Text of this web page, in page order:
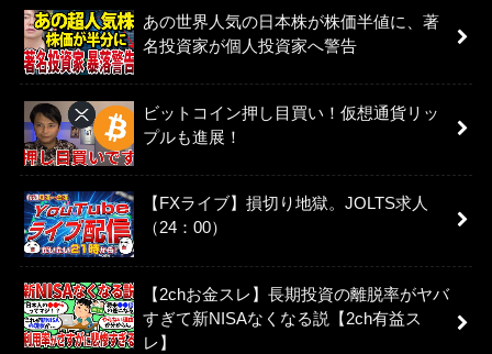
あの世界人気の日本株が株価半値に、著
名投資家が個人投資家へ警告
ビットコイン押し目買い！仮想通貨リッ
プルも進展！
【FXライブ】損切り地獄。JOLTS求人
（24：00）
【2chお金スレ】長期投資の離脱率がヤバ
すぎて新NISAなくなる説【2ch有益ス
レ】